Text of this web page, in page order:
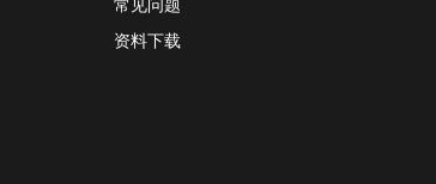
常见问题
资料下载